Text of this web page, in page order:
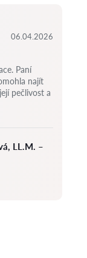
LL.M. –
06.04.2026
Paní
najít
pečlivost a